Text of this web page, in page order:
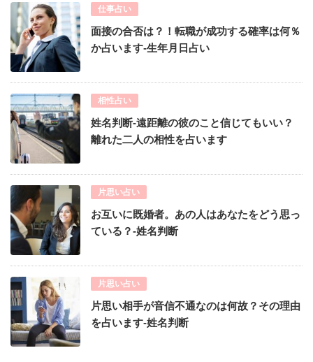
仕事占い
面接の合否は？！転職が成功する確率は何％
か占います-生年月日占い
相性占い
姓名判断-遠距離の彼のこと信じてもいい？
離れた二人の相性を占います
片思い占い
お互いに既婚者。あの人はあなたをどう思っ
ている？-姓名判断
片思い占い
片思い相手が音信不通なのは何故？その理由
を占います-姓名判断